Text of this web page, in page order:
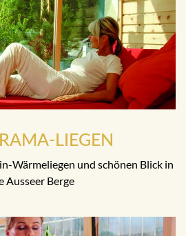
LIEGEN
Wärmeliegen und schönen Blick in
Ausseer Berge